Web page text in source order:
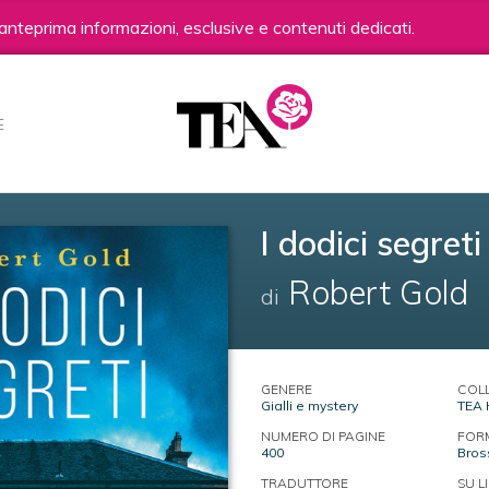
informazioni, esclusive e contenuti dedicati.
I dodici segreti
di Robert Gold
GENERE
Gialli e mystery
TEA
NUMERO DI PAGINE
400
TRADUTTORE
SU